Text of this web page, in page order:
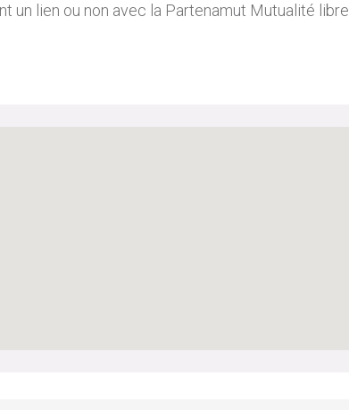
lien ou non avec la Partenamut Mutualité libre .